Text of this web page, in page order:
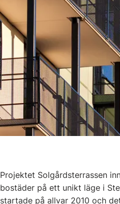
Projektet Solgårdsterrassen
bostäder på ett unikt läge i
startade på allvar 2010 och